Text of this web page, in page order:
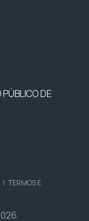
PÚBLICO DE
| TERMOS E